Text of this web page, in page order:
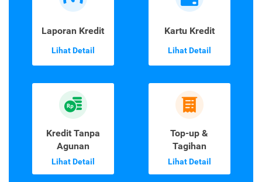
Laporan Kredit
Lihat Detail
Kartu Kredit
Lihat Detail
Kredit Tanpa
Agunan
Lihat Detail
Top-up &
Tagihan
Lihat Detail